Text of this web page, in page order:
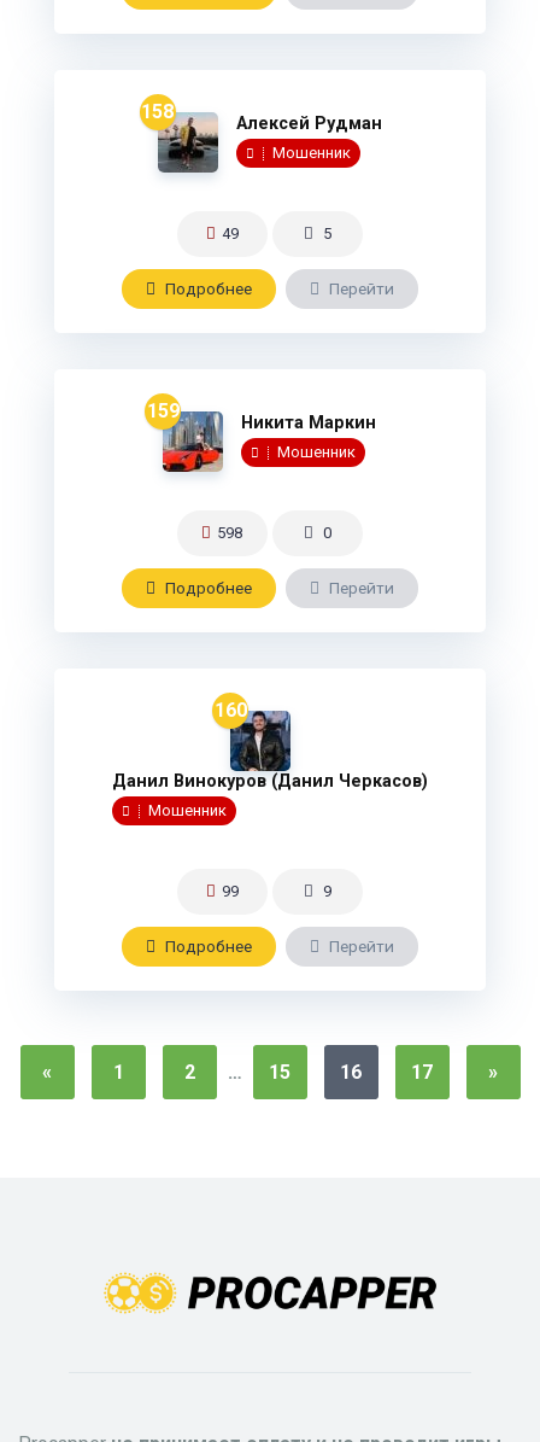
158 Алексей Рудман
Мошенник
49 5
Подробнee Перейти
159 Никита Маркин
Мошенник
598 0
Подробнee Перейти
160
Данил Винокуров (Данил Черкасов)
Мошенник
99 9
Подробнee Перейти
« 1 2 … 15 16 17 »